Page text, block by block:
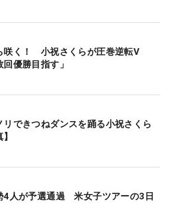
咲く！ 小祝さくらが圧巻逆転V
回優勝目指す」
リできつねダンスを踊る小祝さくら
4人が予選通過 米女子ツアーの3日